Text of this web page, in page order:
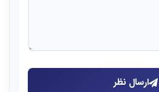
ارسال نظر